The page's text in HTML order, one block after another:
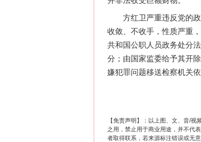
方红卫严重违反党的政
收敛、不收手，性质严重
共和国公职人员政务处分
分；由国家监委给予其开
嫌犯罪问题移送检察机关
【免责声明】：以上图、文、音/
之用，禁止用于商业用途，并不代
者取得联系，若来源标注错误或无